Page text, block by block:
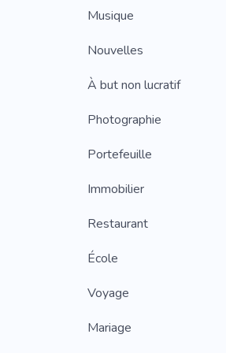
Musique
Nouvelles
À but non lucratif
Photographie
Portefeuille
Immobilier
Restaurant
École
Voyage
Mariage